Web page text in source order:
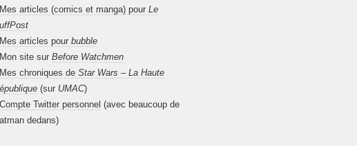
Mes articles (comics et manga) pour Le
Mes articles pour bubble
site sur Before Watchmen
Mes chroniques de Star Wars – La Haute
(sur UMAC)
Compte Twitter personnel (avec beaucoup de
dedans)